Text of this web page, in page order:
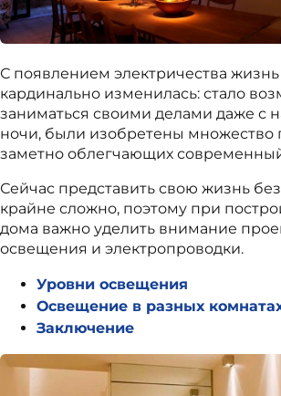
С появлением электричества жизнь
кардинально изменилась: стало
заниматься своими делами даже с
ночи, были изобретены множество
заметно облегчающих
Сейчас представить свою жизнь
крайне сложно, поэтому при
дома важно уделить внимание
освещения и электропроводки.
Уровни освещения
Освещение в разных
Заключение